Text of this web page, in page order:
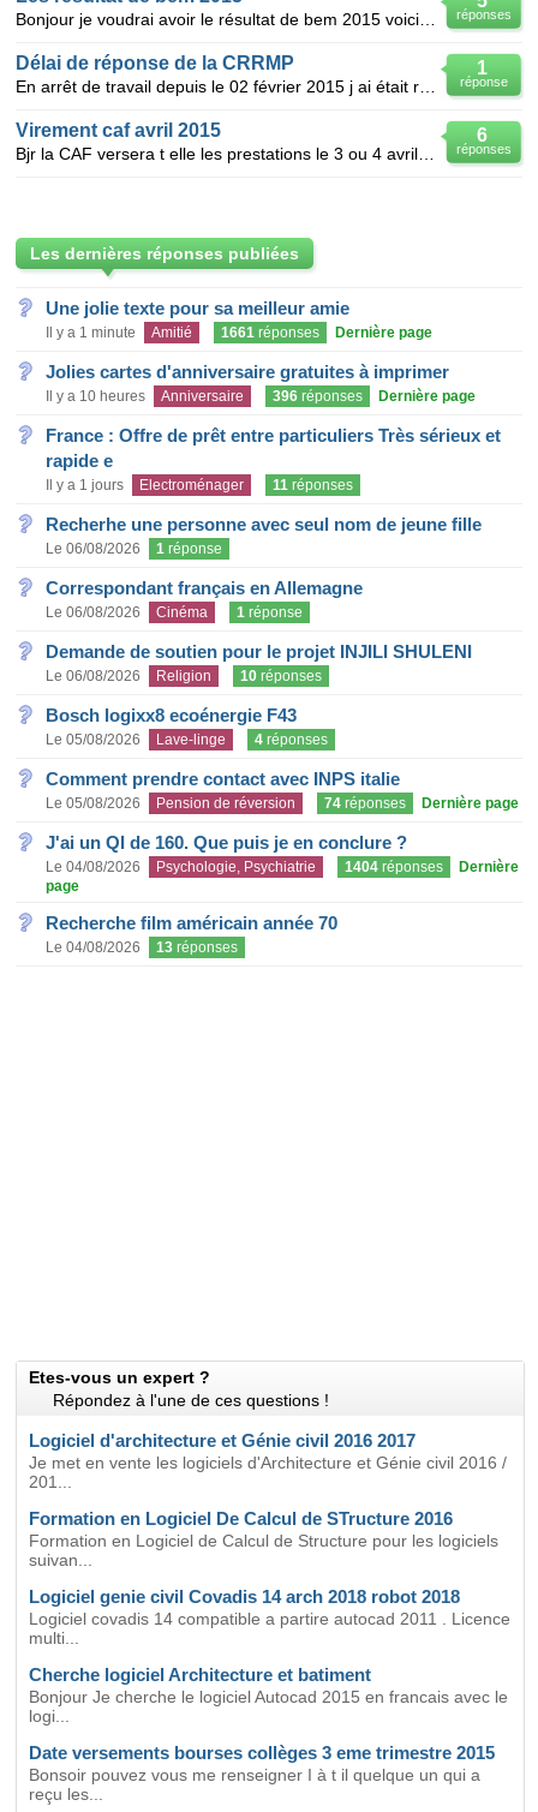
réponses
1
réponse
Délai de réponse de la CRRMP
6
réponses
Virement caf avril 2015
Les dernières réponses publiées
Une jolie texte pour sa meilleur amie
Il y a 1 minute Amitié 1661 réponses Dernière page
Jolies cartes d'anniversaire gratuites à imprimer
Il y a 10 heures Anniversaire 396 réponses Dernière page
France : Offre de prêt entre particuliers Très sérieux et
rapide e
Il y a 1 jours Electroménager 11 réponses
Recherhe une personne avec seul nom de jeune fille
Le 06/08/2026 1 réponse
Correspondant français en Allemagne
Le 06/08/2026 Cinéma 1 réponse
Demande de soutien pour le projet INJILI SHULENI
Le 06/08/2026 Religion 10 réponses
Bosch logixx8 ecoénergie F43
Le 05/08/2026 Lave-linge 4 réponses
Comment prendre contact avec INPS italie
Le 05/08/2026 Pension de réversion 74 réponses Dernière page
J'ai un QI de 160. Que puis je en conclure ?
Le 04/08/2026 Psychologie, Psychiatrie 1404 réponses
Dernière
page
Recherche film américain année 70
Le 04/08/2026 13 réponses
Etes-vous un expert ?
Répondez à l'une de ces questions !
Logiciel d'architecture et Génie civil 2016 2017
Je met en vente les logiciels d'Architecture et Génie civil 2016 /
201...
Formation en Logiciel De Calcul de STructure 2016
Formation en Logiciel de Calcul de Structure pour les logiciels
suivan...
Logiciel genie civil Covadis 14 arch 2018 robot 2018
Logiciel covadis 14 compatible a partire autocad 2011 . Licence
multi...
Cherche logiciel Architecture et batiment
Bonjour Je cherche le logiciel Autocad 2015 en francais avec le
logi...
Date versements bourses collèges 3 eme trimestre 2015
Bonsoir pouvez vous me renseigner I à t il quelque un qui a
reçu les...